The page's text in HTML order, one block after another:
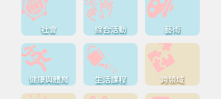
社會 綜合活動 藝術
健康與體育 生活課程 跨領域